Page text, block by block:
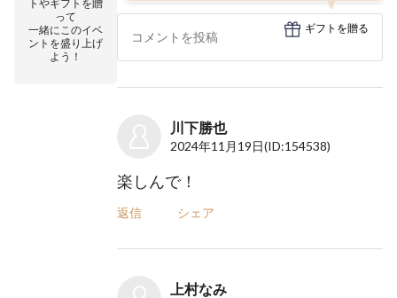
トやギフトを贈
って
一緒にこのイベ
ントを盛り上げ
よう！
ギフトを贈る
川下勝也
2024年11月19日(ID:154538)
楽しんで！
返信 シェア
上村なみ